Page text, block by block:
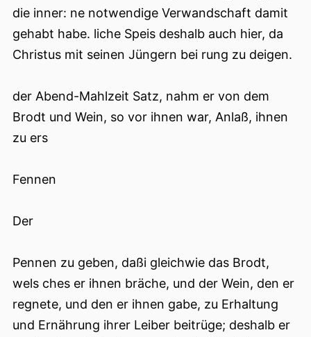
die inner: ne notwendige Verwandschaft damit
gehabt habe. liche Speis deshalb auch hier, da
Christus mit seinen Jüngern bei rung zu deigen.
der Abend-Mahlzeit Satz, nahm er von dem
Brodt und Wein, so vor ihnen war, Anlaß, ihnen
zu ers
Fennen
Der
Pennen zu geben, daßi gleichwie das Brodt,
wels ches er ihnen bräche, und der Wein, den er
regnete, und den er ihnen gabe, zu Erhaltung
und Ernährung ihrer Leiber beitrüge; deshalb er